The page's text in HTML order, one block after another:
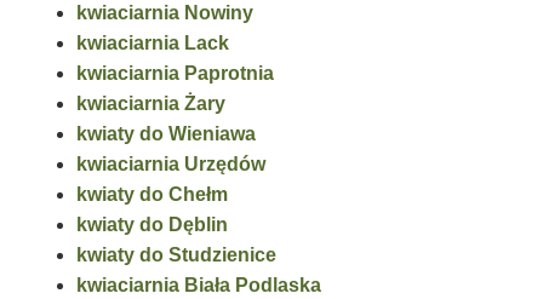
kwiaciarnia Nowiny
kwiaciarnia Lack
kwiaciarnia Paprotnia
kwiaciarnia Żary
kwiaty do Wieniawa
kwiaciarnia Urzędów
kwiaty do Chełm
kwiaty do Dęblin
kwiaty do Studzienice
kwiaciarnia Biała Podlaska